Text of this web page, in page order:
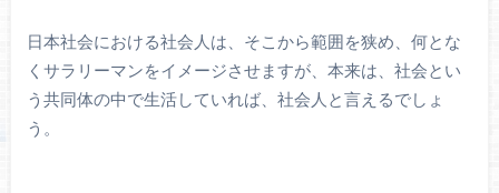
日本社会における社会人は、そこから範囲を狭め、何とな
くサラリーマンをイメージさせますが、本来は、社会とい
う共同体の中で生活していれば、社会人と言えるでしょ
う。